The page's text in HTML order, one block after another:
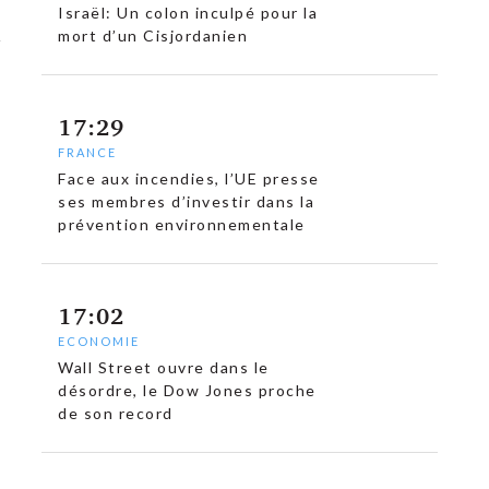
Israël: Un colon inculpé pour la
mort d’un Cisjordanien
17:29
FRANCE
Face aux incendies, l’UE presse
ses membres d’investir dans la
prévention environnementale
17:02
ECONOMIE
Wall Street ouvre dans le
désordre, le Dow Jones proche
de son record